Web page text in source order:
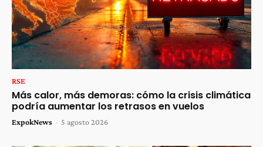
RSE
Más calor, más demoras: cómo la crisis climática
podría aumentar los retrasos en vuelos
ExpokNews - 5 agosto 2026